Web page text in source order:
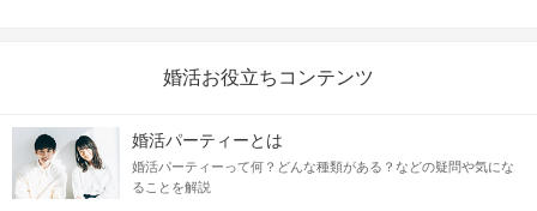
婚活お役立ちコンテンツ
婚活パーティーとは
婚活パーティーって何？どんな種類がある？などの疑問や気にな
ることを解説